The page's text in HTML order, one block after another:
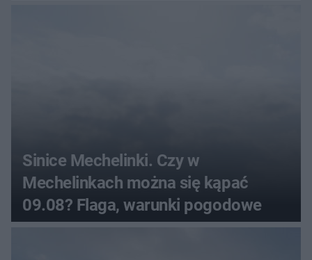
Sinice Mechelinki. Czy w
Mechelinkach można się kąpać
09.08? Flaga, warunki pogodowe